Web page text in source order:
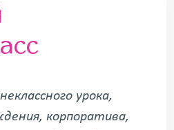
урока,
корпоратива,